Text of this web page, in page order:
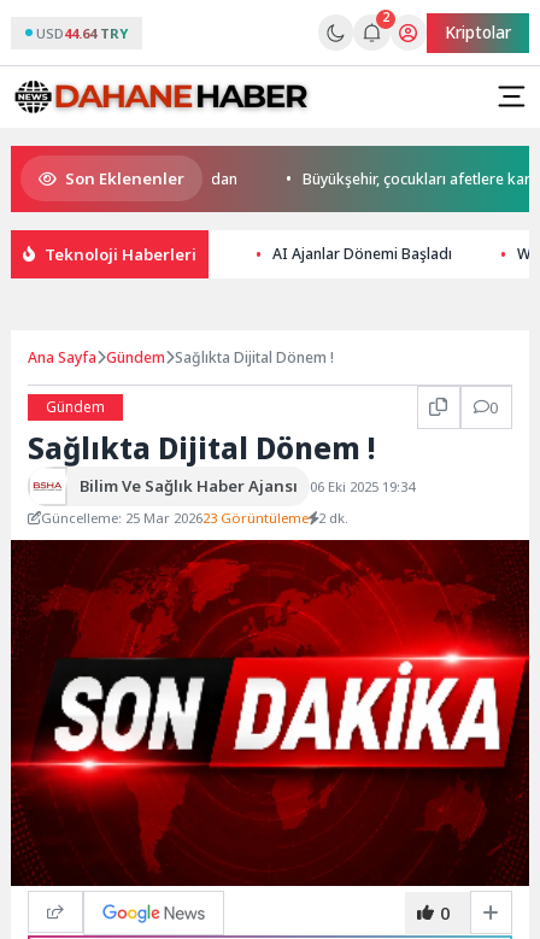
USD44.64 TRY
2
Kriptolar
Son Eklenenler
start Başkan Büyükakın’dan Büyükşehir, çocukları afetlere karşı
Teknoloji Haberleri AI Ajanlar Dönemi Başladı
Ana Sayfa Gündem Sağlıkta Dijital Dönem !
Gündem 0
Sağlıkta Dijital Dönem !
Bilim Ve Sağlık Haber Ajansı
06 Eki 2025 19:34
Güncelleme: 25 Mar 202623 Görüntüleme 2 dk.
0